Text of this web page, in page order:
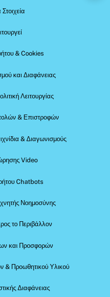
& Cookies
και Διαφάνειας
Λειτουργίας
& Επιστροφών
& Διαγωνισμούς
Video
Chatbots
Νοημοσύνης
το Περιβάλλον
και Προσφορών
Προωθητικού Υλικού
Διαφάνειας